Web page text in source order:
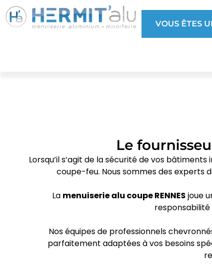
VOUS ÊTES
Le
Lorsqu’il s’agit de la sécurité de vos
coupe-feu. Nous sommes des experts
La menuiserie alu coupe RENNES joue
responsabilité
Nos équipes de professionnels
parfaitement adaptées à vos besoins